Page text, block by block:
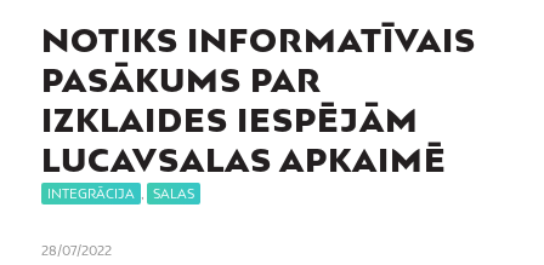
NOTIKS INFORMATĪVAIS
PASĀKUMS PAR
IZKLAIDES IESPĒJĀM
LUCAVSALAS APKAIMĒ
INTEGRĀCIJA SALAS
28/07/2022